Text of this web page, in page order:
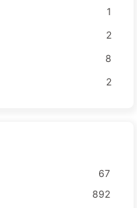
1
2
8
2
67
892